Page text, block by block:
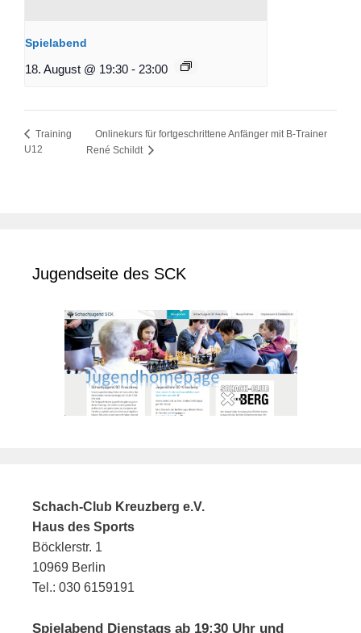
Spielabend
18. August @ 19:30 - 23:00
Training
U12
Onlinekurs für fortgeschrittene Anfänger mit B-Trainer
René Schildt
Jugendseite des SCK
Schach-Club Kreuzberg e.V.
Haus des Sports
Böcklerstr. 1
10969 Berlin
Tel.: 030 6159191
Spielabend Dienstags ab 19:30 Uhr und